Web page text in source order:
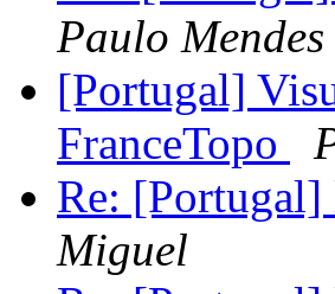
Paulo Mendes
[Portugal]
FranceTopo
Re: [Portugal]
Miguel